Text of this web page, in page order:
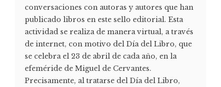
conversaciones con autoras y autores que han
publicado libros en este sello editorial. Esta
actividad se realiza de manera virtual, a través
de internet, con motivo del Día del Libro, que
se celebra el 23 de abril de cada año, en la
efeméride de Miguel de Cervantes.
Precisamente, al tratarse del Día del Libro,